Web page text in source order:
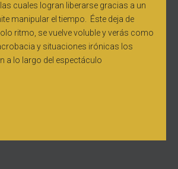
cuales logran liberarse gracias a un
manipular el tiempo. Éste deja de
ritmo, se vuelve voluble y verás como
y situaciones irónicas los
a lo largo del espectáculo